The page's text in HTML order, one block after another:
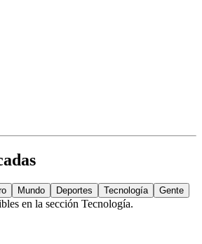
Mundo Deportes Tecnología Gente
en la sección Tecnología.